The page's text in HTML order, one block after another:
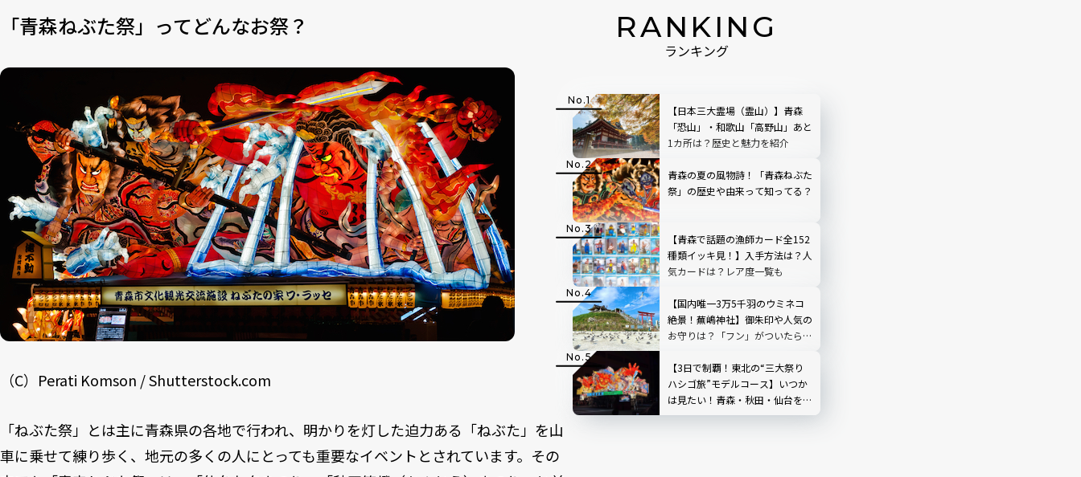
「青森ねぶた祭」ってどんなお祭？
（C）Perati Komson / Shutterstock.com
「ねぶた祭」とは主に青森県の各地で行われ、明かりを灯した迫力ある「ねぶた」を山
車に乗せて練り歩く、地元の多くの人にとっても重要なイベントとされています。その
RANKING
ランキング
【日本三大霊場（霊山）】青森
「恐山」・和歌山「高野山」あと
1カ所は？歴史と魅力を紹介
青森の夏の風物詩！「青森ねぶた
祭」の歴史や由来って知ってる？
【青森で話題の漁師カード全152
種類イッキ見！】入手方法は？人
気カードは？レア度一覧も
【国内唯一3万5千羽のウミネコ
絶景！蕪嶋神社】御朱印や人気の
お守りは？「フン」がついたら開
【3日で制覇！東北の“三大祭り
ハシゴ旅”モデルコース】いつか
は見たい！青森・秋田・仙台を巡
る夏祭り完全ガイド